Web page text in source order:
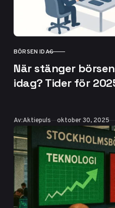
KATEGORI
BÖRSEN IDAG
När stänger börsen
idag? Tider för
Av:Aktiepuls Publicerad
oktober 30, 2025